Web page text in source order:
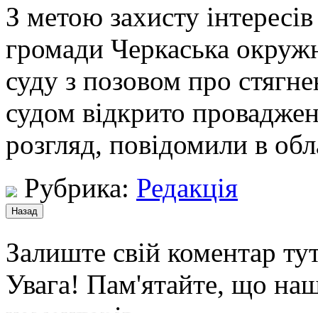
З метою захисту
громади Черкаська
суду з позовом про
судом відкрито
розгляд, повідомили в
Рубрика: Редакція
Залиште свій коментар
Увага! Пам'ятайте, що